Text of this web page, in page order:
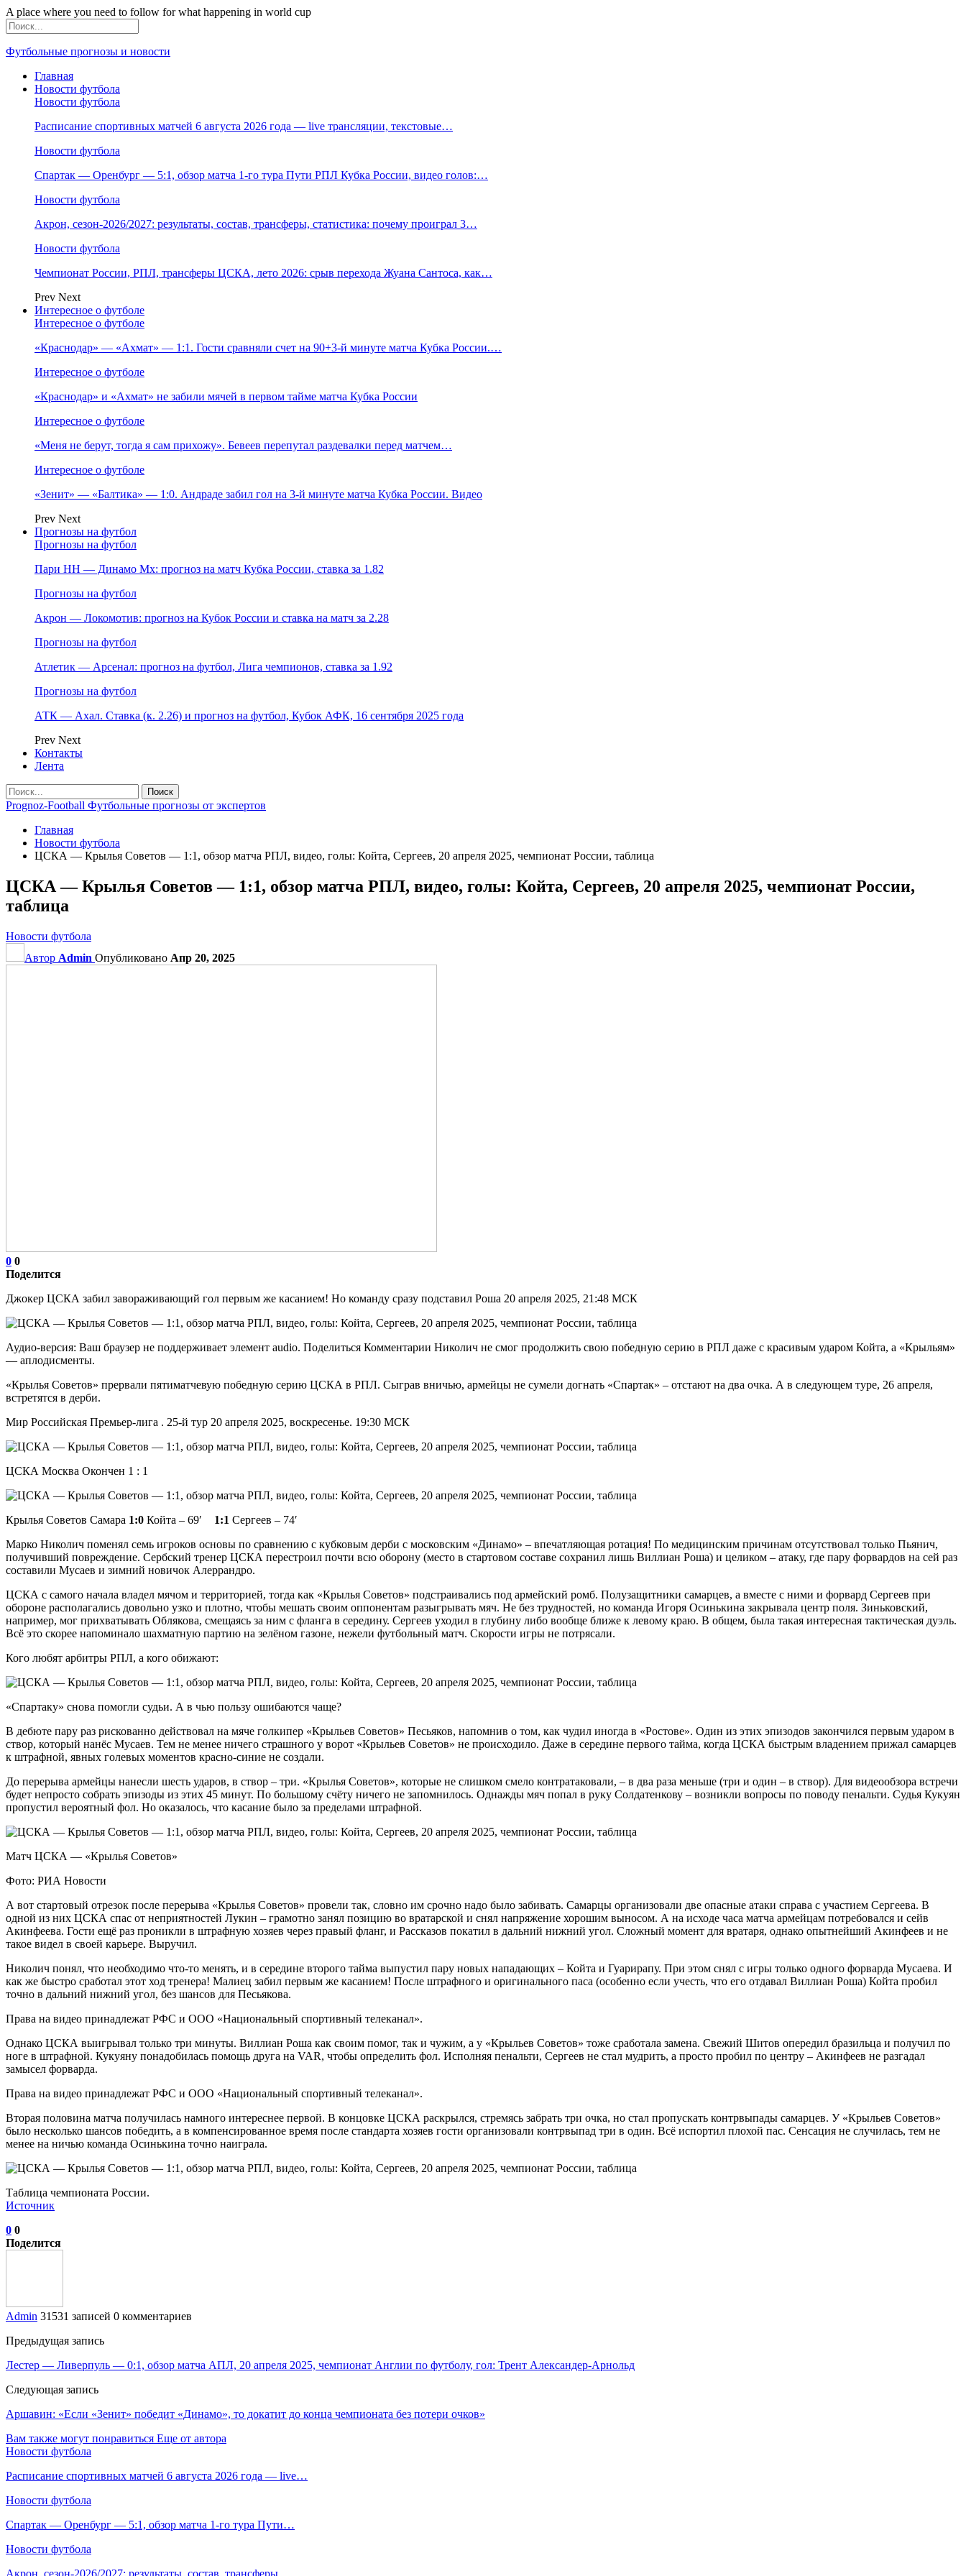
A place where you need to follow for what happening in world cup
Футбольные прогнозы и новости
Главная
Новости футбола
Новости футбола
Расписание спортивных матчей 6 августа 2026 года — live трансляции, текстовые…
Новости футбола
Спартак — Оренбург — 5:1, обзор матча 1-го тура Пути РПЛ Кубка России, видео голов:…
Новости футбола
Акрон, сезон-2026/2027: результаты, состав, трансферы, статистика: почему проиграл 3…
Новости футбола
Чемпионат России, РПЛ, трансферы ЦСКА, лето 2026: срыв перехода Жуана Сантоса, как…
Prev Next
Интересное о футболе
Интересное о футболе
«Краснодар» — «Ахмат» — 1:1. Гости сравняли счет на 90+3‑й минуте матча Кубка России.…
Интересное о футболе
«Краснодар» и «Ахмат» не забили мячей в первом тайме матча Кубка России
Интересное о футболе
«Меня не берут, тогда я сам прихожу». Бевеев перепутал раздевалки перед матчем…
Интересное о футболе
«Зенит» — «Балтика» — 1:0. Андраде забил гол на 3‑й минуте матча Кубка России. Видео
Prev Next
Прогнозы на футбол
Прогнозы на футбол
Пари НН — Динамо Мх: прогноз на матч Кубка России, ставка за 1.82
Прогнозы на футбол
Акрон — Локомотив: прогноз на Кубок России и ставка на матч за 2.28
Прогнозы на футбол
Атлетик — Арсенал: прогноз на футбол, Лига чемпионов, ставка за 1.92
Прогнозы на футбол
АТК — Ахал. Ставка (к. 2.26) и прогноз на футбол, Кубок АФК, 16 сентября 2025 года
Prev Next
Контакты
Лента
Prognoz-Football Футбольные прогнозы от экспертов
Главная
Новости футбола
ЦСКА — Крылья Советов — 1:1, обзор матча РПЛ, видео, голы: Койта, Сергеев, 20 апреля 2025, чемпионат России, таблица
ЦСКА — Крылья Советов — 1:1, обзор матча РПЛ, видео, голы: Койта, Сергеев, 20 апреля 2025, чемпионат России,
таблица
Новости футбола
Автор Admin Опубликовано Апр 20, 2025
0 0
Поделится
Джокер ЦСКА забил завораживающий гол первым же касанием! Но команду сразу подставил Роша 20 апреля 2025, 21:48 МСК
Аудио-версия: Ваш браузер не поддерживает элемент audio. Поделиться Комментарии Николич не смог продолжить свою победную серию в РПЛ даже с красивым ударом Койта, а «Крыльям»
— аплодисменты.
«Крылья Советов» прервали пятиматчевую победную серию ЦСКА в РПЛ. Сыграв вничью, армейцы не сумели догнать «Спартак» – отстают на два очка. А в следующем туре, 26 апреля,
встретятся в дерби.
Мир Российская Премьер-лига . 25-й тур 20 апреля 2025, воскресенье. 19:30 МСК
ЦСКА Москва Окончен 1 : 1
Крылья Советов Самара 1:0 Койта – 69′ 1:1 Сергеев – 74′
Марко Николич поменял семь игроков основы по сравнению с кубковым дерби с московским «Динамо» – впечатляющая ротация! По медицинским причинам отсутствовал только Пьянич,
получивший повреждение. Сербский тренер ЦСКА перестроил почти всю оборону (место в стартовом составе сохранил лишь Виллиан Роша) и целиком – атаку, где пару форвардов на сей раз
составили Мусаев и зимний новичок Алеррандро.
ЦСКА с самого начала владел мячом и территорией, тогда как «Крылья Советов» подстраивались под армейский ромб. Полузащитники самарцев, а вместе с ними и форвард Сергеев при
обороне располагались довольно узко и плотно, чтобы мешать своим оппонентам разыгрывать мяч. Не без трудностей, но команда Игоря Осинькина закрывала центр поля. Зиньковский,
например, мог прихватывать Облякова, смещаясь за ним с фланга в середину. Сергеев уходил в глубину либо вообще ближе к левому краю. В общем, была такая интересная тактическая дуэль.
Всё это скорее напоминало шахматную партию на зелёном газоне, нежели футбольный матч. Скорости игры не потрясали.
Кого любят арбитры РПЛ, а кого обижают:
«Спартаку» снова помогли судьи. А в чью пользу ошибаются чаще?
В дебюте пару раз рискованно действовал на мяче голкипер «Крыльев Советов» Песьяков, напомнив о том, как чудил иногда в «Ростове». Один из этих эпизодов закончился первым ударом в
створ, который нанёс Мусаев. Тем не менее ничего страшного у ворот «Крыльев Советов» не происходило. Даже в середине первого тайма, когда ЦСКА быстрым владением прижал самарцев
к штрафной, явных голевых моментов красно-синие не создали.
До перерыва армейцы нанесли шесть ударов, в створ – три. «Крылья Советов», которые не слишком смело контратаковали, – в два раза меньше (три и один – в створ). Для видеообзора встречи
будет непросто собрать эпизоды из этих 45 минут. По большому счёту ничего не запомнилось. Однажды мяч попал в руку Солдатенкову – возникли вопросы по поводу пенальти. Судья Кукуян
пропустил вероятный фол. Но оказалось, что касание было за пределами штрафной.
Матч ЦСКА — «Крылья Советов»
Фото: РИА Новости
А вот стартовый отрезок после перерыва «Крылья Советов» провели так, словно им срочно надо было забивать. Самарцы организовали две опасные атаки справа с участием Сергеева. В
одной из них ЦСКА спас от неприятностей Лукин – грамотно занял позицию во вратарской и снял напряжение хорошим выносом. А на исходе часа матча армейцам потребовался и сейв
Акинфеева. Гости ещё раз проникли в штрафную хозяев через правый фланг, и Рассказов покатил в дальний нижний угол. Сложный момент для вратаря, однако опытнейший Акинфеев и не
такое видел в своей карьере. Выручил.
Николич понял, что необходимо что-то менять, и в середине второго тайма выпустил пару новых нападающих – Койта и Гуарирапу. При этом снял с игры только одного форварда Мусаева. И
как же быстро сработал этот ход тренера! Малиец забил первым же касанием! После штрафного и оригинального паса (особенно если учесть, что его отдавал Виллиан Роша) Койта пробил
точно в дальний нижний угол, без шансов для Песьякова.
Права на видео принадлежат РФС и ООО «Национальный спортивный телеканал».
Однако ЦСКА выигрывал только три минуты. Виллиан Роша как своим помог, так и чужим, а у «Крыльев Советов» тоже сработала замена. Свежий Шитов опередил бразильца и получил по
ноге в штрафной. Кукуяну понадобилась помощь друга на VAR, чтобы определить фол. Исполняя пенальти, Сергеев не стал мудрить, а просто пробил по центру – Акинфеев не разгадал
замысел форварда.
Права на видео принадлежат РФС и ООО «Национальный спортивный телеканал».
Вторая половина матча получилась намного интереснее первой. В концовке ЦСКА раскрылся, стремясь забрать три очка, но стал пропускать контрвыпады самарцев. У «Крыльев Советов»
было несколько шансов победить, а в компенсированное время после стандарта хозяев гости организовали контрвыпад три в один. Всё испортил плохой пас. Сенсация не случилась, тем не
менее на ничью команда Осинькина точно наиграла.
Таблица чемпионата России.
Источник
0 0
Поделится
Admin 31531 записей 0 комментариев
Предыдущая запись
Лестер — Ливерпуль — 0:1, обзор матча АПЛ, 20 апреля 2025, чемпионат Англии по футболу, гол: Трент Александер-Арнольд
Следующая запись
Аршавин: «Если «Зенит» победит «Динамо», то докатит до конца чемпионата без потери очков»
Вам также могут понравиться Еще от автора
Новости футбола
Расписание спортивных матчей 6 августа 2026 года — live…
Новости футбола
Спартак — Оренбург — 5:1, обзор матча 1-го тура Пути…
Новости футбола
Акрон, сезон-2026/2027: результаты, состав, трансферы,…